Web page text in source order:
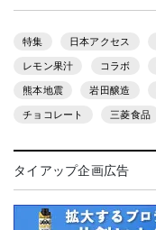
特集 日本アクセス
レモン果汁 コラボ
熊本地震 岩田醸造
チョコレート 三菱食品
タイアップ企画広告